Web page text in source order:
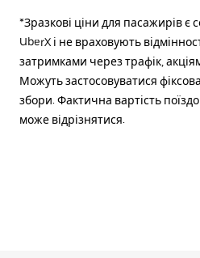
*Зразкові ціни для пасажирів
UberX і не враховують
затримками через трафік,
Можуть застосовуватися
збори. Фактична вартість
може відрізнятися.